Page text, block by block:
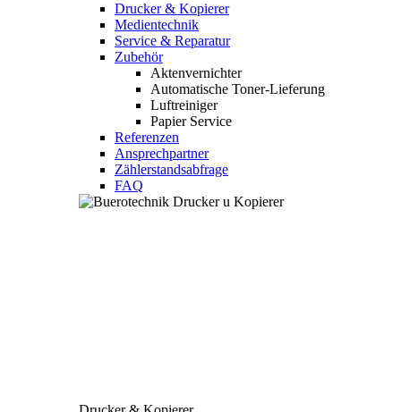
Drucker & Kopierer
Medientechnik
Service & Reparatur
Zubehör
Aktenvernichter
Automatische Toner-Lieferung
Luftreiniger
Papier Service
Referenzen
Ansprechpartner
Zählerstandsabfrage
FAQ